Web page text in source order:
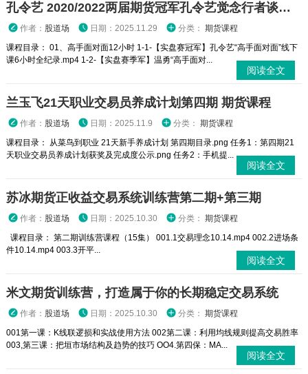
孔令艺 2020/2022两届期货冠军孔令艺觉念行者谈投资与修行 高维投资私享
作者： 股道场 日期：2025.11.29 分类： 期货课程
课程目录： 01、高手面对面12小时 1-1-【实盘赛冠军】孔令艺“高手面对面”线下
课6小时全纪录.mp4 1-2-【实盘赛季军】温勇“高手面对...
阅读全文
兰玉飞21天职业交易员养成计划第四期 期货课程
作者： 股道场 日期：2025.11.9 分类： 期货课程
课程目录： 从菜鸟到职业 21天新手养成计划 第四期目录.png 任务1：第四期21
天职业交易员养成计划获奖及完成度公示.png 任务2：手机提...
阅读全文
苏冰期货正收益交易系统训练营第二期+第三期
作者： 股道场 日期：2025.10.30 分类： 期货课程
课程目录： 第二期训练营课程（15集） 001.1交易理念10.14.mp4 002.2进场条
件10.14.mp4 003.3开平...
阅读全文
米文期货训练营，打造属于你的长期稳定交易系统
作者： 股道场 日期：2025.10.30 分类： 期货课程
001第一课：K线联逻损和实战使用方法 002第二课：利用均线规则提高交易胜率
003,第三课：把垣市场结构及趋势的技巧 OO4.第四保：MA...
阅读全文